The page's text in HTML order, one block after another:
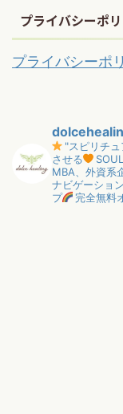
プライバシーポ
プライバシーポ
"スピリチ
させる
MBA、外資系
ナビゲーション
プ
完全無